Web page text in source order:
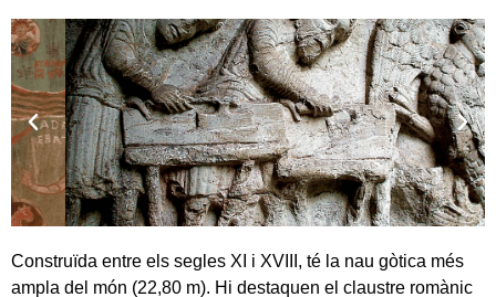
Construïda entre els segles XI i XVIII, té la nau gòtica més
ampla del món (22,80 m). Hi destaquen el claustre romànic